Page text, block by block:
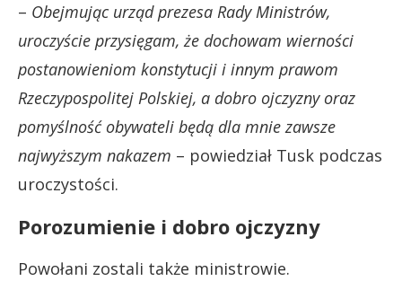
– Obejmując urząd prezesa Rady Ministrów,
uroczyście przysięgam, że dochowam wierności
postanowieniom konstytucji i innym prawom
Rzeczypospolitej Polskiej, a dobro ojczyzny oraz
pomyślność obywateli będą dla mnie zawsze
najwyższym nakazem – powiedział Tusk podczas
uroczystości.
Porozumienie i dobro ojczyzny
Powołani zostali także ministrowie.